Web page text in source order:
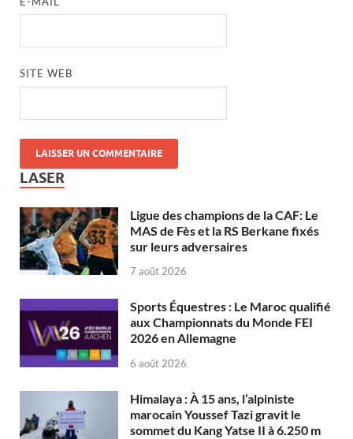
SITE WEB
LASER
Ligue des champions de la CAF: Le
MAS de Fès et la RS Berkane fixés
sur leurs adversaires
7 août 2026
Sports Équestres : Le Maroc qualifié
aux Championnats du Monde FEI
2026 en Allemagne
6 août 2026
Himalaya : À 15 ans, l’alpiniste
marocain Youssef Tazi gravit le
sommet du Kang Yatse II à 6.250 m